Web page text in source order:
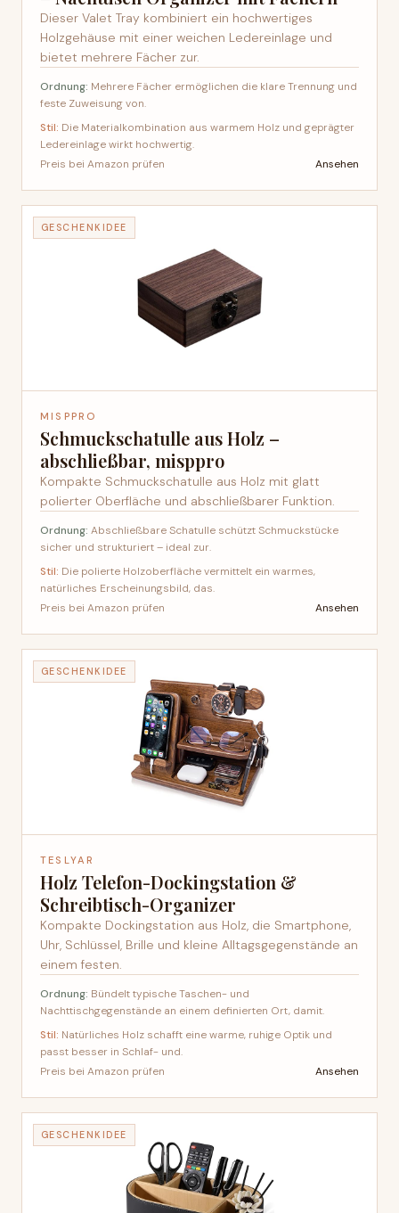
Dieser Valet Tray kombiniert ein hochwertiges
Holzgehäuse mit einer weichen Ledereinlage und
bietet mehrere Fächer zur.
Ordnung: Mehrere Fächer ermöglichen die klare Trennung und
feste Zuweisung von.
Stil: Die Materialkombination aus warmem Holz und geprägter
Ledereinlage wirkt hochwertig.
Preis bei Amazon prüfen
Ansehen
GESCHENKIDEE
MISPPRO
Schmuckschatulle aus Holz –
abschließbar, misppro
Kompakte Schmuckschatulle aus Holz mit glatt
polierter Oberfläche und abschließbarer Funktion.
Ordnung: Abschließbare Schatulle schützt Schmuckstücke
sicher und strukturiert – ideal zur.
Stil: Die polierte Holzoberfläche vermittelt ein warmes,
natürliches Erscheinungsbild, das.
Preis bei Amazon prüfen
Ansehen
GESCHENKIDEE
TESLYAR
Holz Telefon-Dockingstation &
Schreibtisch-Organizer
Kompakte Dockingstation aus Holz, die Smartphone,
Uhr, Schlüssel, Brille und kleine Alltagsgegenstände an
einem festen.
Ordnung: Bündelt typische Taschen- und
Nachttischgegenstände an einem definierten Ort, damit.
Stil: Natürliches Holz schafft eine warme, ruhige Optik und
passt besser in Schlaf- und.
Preis bei Amazon prüfen
Ansehen
GESCHENKIDEE